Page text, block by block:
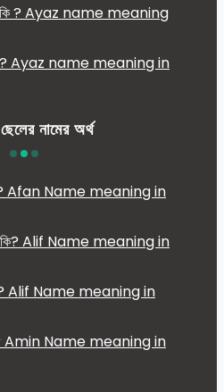
? Ayaz name meaning in
নামের অর্থ
Afan Name meaning in
Alif Name meaning in
Amin Name meaning in